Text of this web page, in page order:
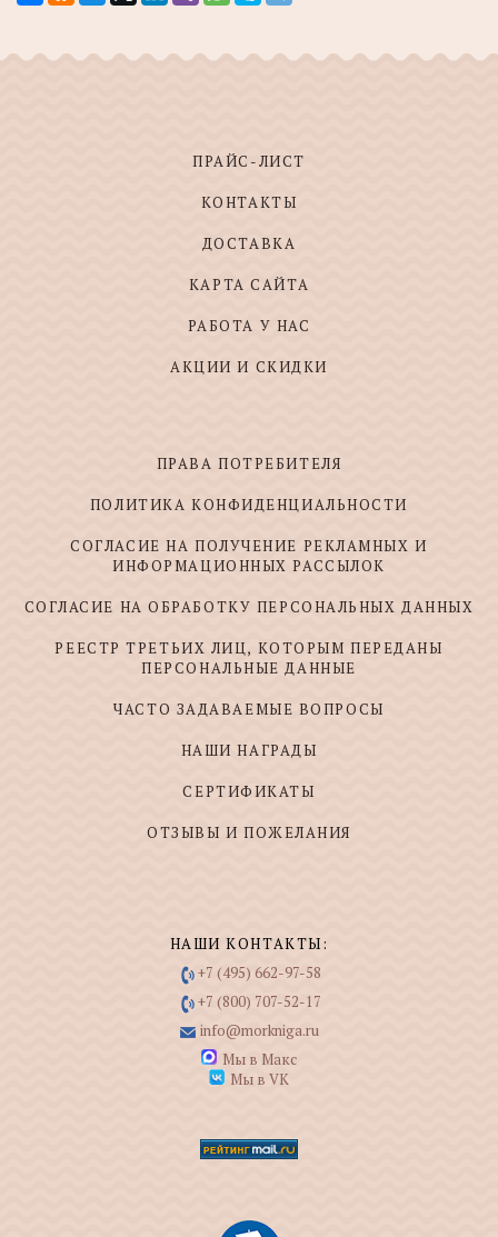
ПРАЙС-ЛИСТ
КОНТАКТЫ
ДОСТАВКА
КАРТА САЙТА
РАБОТА У НАС
АКЦИИ И СКИДКИ
ПРАВА ПОТРЕБИТЕЛЯ
ПОЛИТИКА КОНФИДЕНЦИАЛЬНОСТИ
СОГЛАСИЕ НА ПОЛУЧЕНИЕ РЕКЛАМНЫХ И
ИНФОРМАЦИОННЫХ РАССЫЛОК
СОГЛАСИЕ НА ОБРАБОТКУ ПЕРСОНАЛЬНЫХ ДАННЫХ
РЕЕСТР ТРЕТЬИХ ЛИЦ, КОТОРЫМ ПЕРЕДАНЫ
ПЕРСОНАЛЬНЫЕ ДАННЫЕ
ЧАСТО ЗАДАВАЕМЫЕ ВОПРОСЫ
НАШИ НАГРАДЫ
СЕРТИФИКАТЫ
ОТЗЫВЫ И ПОЖЕЛАНИЯ
НАШИ КОНТАКТЫ:
+7 (495) 662-97-58
+7 (800) 707-52-17
info@morkniga.ru
Мы в Макс
Мы в VK